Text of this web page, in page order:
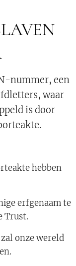
nummer, een
waar
is door
hebben
erfgenaam te
Trust.
onze wereld